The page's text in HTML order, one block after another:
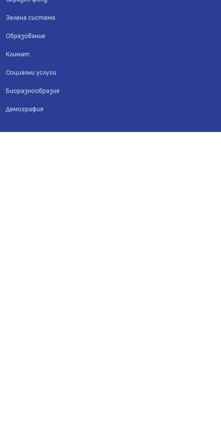
Зелена система
Образование
Климат
Социални услуги
Биоразнообразие
Демография